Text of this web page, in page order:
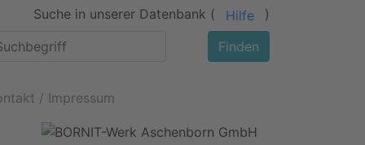
Suche in unserer Datenbank ( Hilfe
)
Finden
/ Impressum